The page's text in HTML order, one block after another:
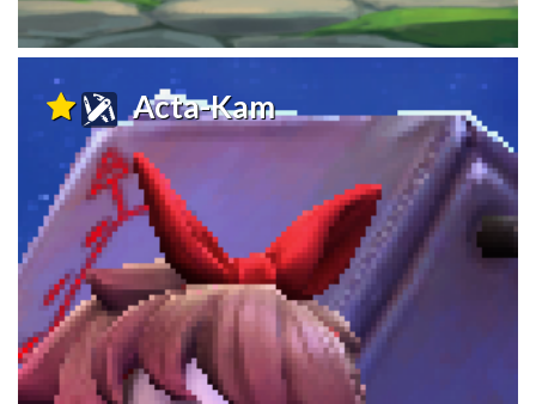
Acta-Kam